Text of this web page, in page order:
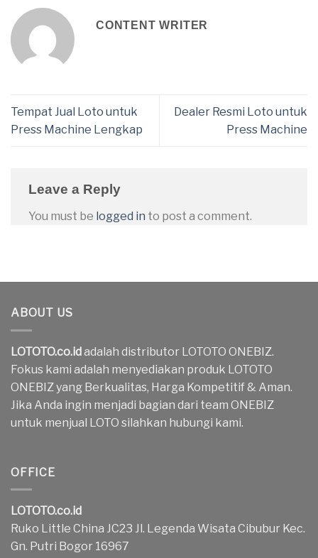
CONTENT WRITER
Tempat Jual Loto untuk
Press Machine Lengkap
Dealer Resmi Loto untuk
Press Machine
Leave a Reply
You must be logged in to post a comment.
ABOUT US
LOTOTO.co.idadalah distributor LOTOTO ONEBIZ.
Fokus kami adalah menyediakan produk LOTOTO
ONEBIZ yang Berkualitas, Harga Kompetitif & Aman.
Jika Anda ingin menjadi bagian dari team ONEBIZ
untuk menjual LOTO silahkan hubungi kami.
OFFICE
LOTOTO.co.id
Ruko Little China JC23 Jl. Legenda Wisata Cibubur Kec.
Gn. Putri Bogor 16967